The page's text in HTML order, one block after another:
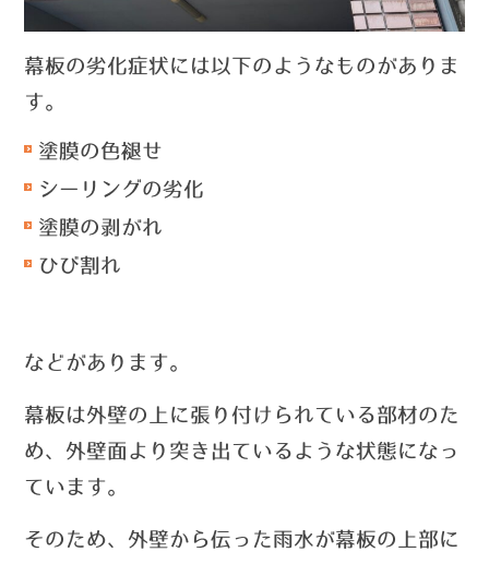
幕板の劣化症状には以下のようなものがありま
す。
塗膜の色褪せ
シーリングの劣化
塗膜の剥がれ
ひび割れ
などがあります。
幕板は外壁の上に張り付けられている部材のた
め、外壁面より突き出ているような状態になっ
ています。
そのため、 外壁から伝った雨水が幕板の上部に